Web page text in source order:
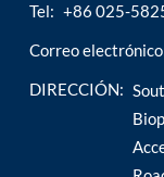
Tel: +86 025-
Correo
DIRECCIÓN: